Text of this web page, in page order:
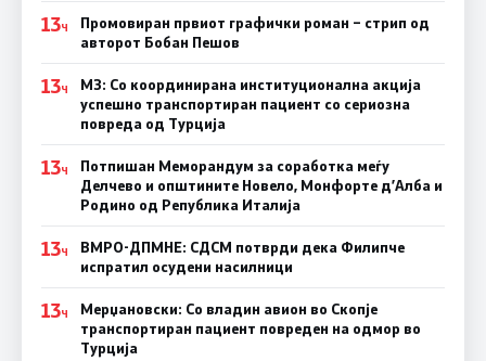
13Ч
Промовиран првиот графички роман – стрип од
авторот Бобан Пешов
13Ч
МЗ: Со координирана институционална акција
успешно транспортиран пациент со сериозна
повреда од Турција
13Ч
Потпишан Меморандум за соработка меѓу
Делчево и општините Новело, Монфорте д’Алба и
Родино од Република Италија
13Ч
ВМРО-ДПМНЕ: СДСM потврди дека Филипче
испратил осудени насилници
13Ч
Мерџановски: Со владин авион во Скопје
транспортиран пациент повреден на одмор во
Турција